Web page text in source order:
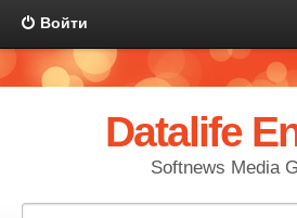
Войти
Datalife
Softnews Media